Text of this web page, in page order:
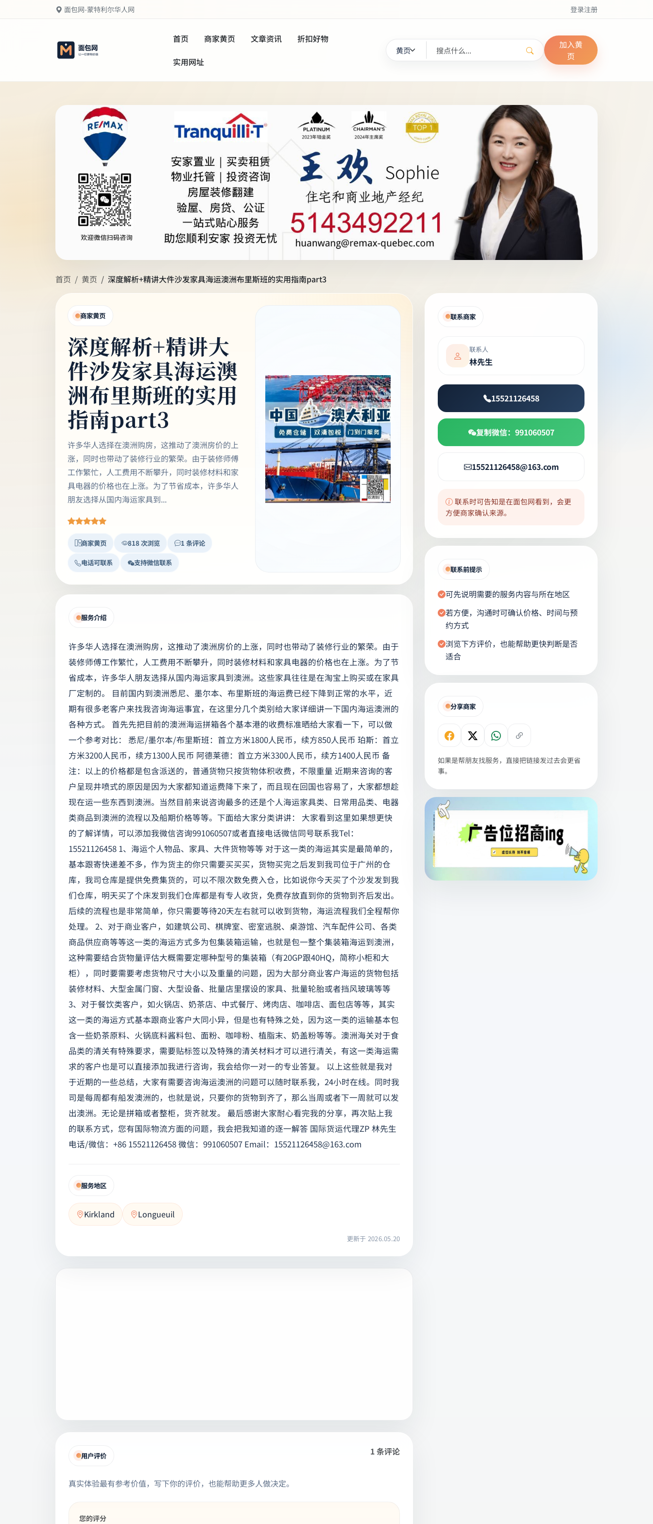
面包网-蒙特利尔华人网 登录注册
首页 商家黄页 文章资讯 折扣好物
实用网址
加入黄
页
首页 黄页 深度解析+精讲大件沙发家具海运澳洲布里斯班的实用指南part3
商家黄页
深度解析+精讲大
件沙发家具海运澳
洲布里斯班的实用
指南part3
许多华人选择在澳洲购房，这推动了澳洲房价的上
涨，同时也带动了装修行业的繁荣。由于装修师傅
工作繁忙，人工费用不断攀升，同时装修材料和家
具电器的价格也在上涨。为了节省成本，许多华人
朋友选择从国内海运家具到...
商家黄页 818 次浏览 1 条评论
电话可联系 支持微信联系
服务介绍
许多华人选择在澳洲购房，这推动了澳洲房价的上涨，同时也带动了装修行业的繁荣。由于
装修师傅工作繁忙，人工费用不断攀升，同时装修材料和家具电器的价格也在上涨。为了节
省成本，许多华人朋友选择从国内海运家具到澳洲。这些家具往往是在淘宝上购买或在家具
厂定制的。 目前国内到澳洲悉尼、墨尔本、布里斯班的海运费已经下降到正常的水平，近
期有很多老客户来找我咨询海运事宜，在这里分几个类别给大家详细讲一下国内海运澳洲的
各种方式。 首先先把目前的澳洲海运拼箱各个基本港的收费标准晒给大家看一下，可以做
一个参考对比： 悉尼/墨尔本/布里斯班：首立方米1800人民币，续方850人民币 珀斯：首立
方米3200人民币，续方1300人民币 阿德莱德：首立方米3300人民币，续方1400人民币 备
注：以上的价格都是包含派送的，普通货物只按货物体积收费，不限重量 近期来咨询的客
户呈现井喷式的原因是因为大家都知道运费降下来了，而且现在回国也容易了，大家都想趁
现在运一些东西到澳洲。当然目前来说咨询最多的还是个人海运家具类、日常用品类、电器
类商品到澳洲的流程以及船期价格等等。下面给大家分类讲讲： 大家看到这里如果想更快
的了解详情，可以添加我微信咨询991060507或者直接电话微信同号联系我Tel：
15521126458 1、海运个人物品、家具、大件货物等等 对于这一类的海运其实是最简单的，
基本跟寄快递差不多，作为货主的你只需要买买买，货物买完之后发到我司位于广州的仓
库，我司仓库是提供免费集货的，可以不限次数免费入仓，比如说你今天买了个沙发发到我
们仓库，明天买了个床发到我们仓库都是有专人收货，免费存放直到你的货物到齐后发出。
后续的流程也是非常简单，你只需要等待20天左右就可以收到货物，海运流程我们全程帮你
处理。 2、对于商业客户，如建筑公司、棋牌室、密室逃脱、桌游馆、汽车配件公司、各类
商品供应商等等这一类的海运方式多为包集装箱运输，也就是包一整个集装箱海运到澳洲，
这种需要结合货物量评估大概需要定哪种型号的集装箱（有20GP跟40HQ，简称小柜和大
柜），同时要需要考虑货物尺寸大小以及重量的问题，因为大部分商业客户海运的货物包括
装修材料、大型金属门窗、大型设备、批量店里摆设的家具、批量轮胎或者挡风玻璃等等
3、对于餐饮类客户，如火锅店、奶茶店、中式餐厅、烤肉店、咖啡店、面包店等等，其实
这一类的海运方式基本跟商业客户大同小异，但是也有特殊之处，因为这一类的运输基本包
含一些奶茶原料、火锅底料酱料包、面粉、咖啡粉、植脂末、奶盖粉等等。澳洲海关对于食
品类的清关有特殊要求，需要贴标签以及特殊的清关材料才可以进行清关，有这一类海运需
求的客户也是可以直接添加我进行咨询，我会给你一对一的专业答复。 以上这些就是我对
于近期的一些总结，大家有需要咨询海运澳洲的问题可以随时联系我，24小时在线。同时我
司是每周都有船发澳洲的，也就是说，只要你的货物到齐了，那么当周或者下一周就可以发
出澳洲。无论是拼箱或者整柜，货齐就发。 最后感谢大家耐心看完我的分享，再次贴上我
的联系方式，您有国际物流方面的问题，我会把我知道的逐一解答 国际货运代理ZP 林先生
电话/微信：+86 15521126458 微信：991060507 Email： 15521126458@163.com
服务地区
Kirkland Longueuil
更新于 2026.05.20
用户评价 1 条评论
真实体验最有参考价值，写下你的评价，也能帮助更多人做决定。
您的评分
联系商家
联系人
林先生
15521126458
复制微信：991060507
15521126458@163.com
联系时可告知是在面包网看到，会更
方便商家确认来源。
联系前提示
可先说明需要的服务内容与所在地区
若方便，沟通时可确认价格、时间与预
约方式
浏览下方评价，也能帮助更快判断是否
适合
分享商家
如果是帮朋友找服务，直接把链接发过去会更省
事。